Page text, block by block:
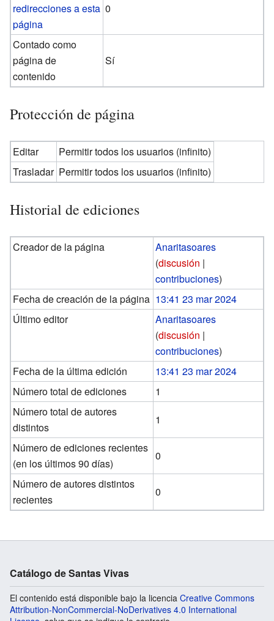
redirecciones a esta
página
0
Contado como
página de
contenido
Sí
Protección de página
Editar
Permitir todos los usuarios (infinito)
Trasladar Permitir todos los usuarios (infinito)
Historial de ediciones
Creador de la página
Anaritasoares
(discusión |
contribuciones)
Fecha de creación de la página 13:41 23 mar 2024
Último editor
Anaritasoares
(discusión |
contribuciones)
Fecha de la última edición
13:41 23 mar 2024
Número total de ediciones
1
Número total de autores
distintos
1
Número de ediciones recientes
(en los últimos 90 días)
0
Número de autores distintos
recientes
0
Catálogo de Santas Vivas
El contenido está disponible bajo la licencia Creative Commons
Attribution-NonCommercial-NoDerivatives 4.0 International